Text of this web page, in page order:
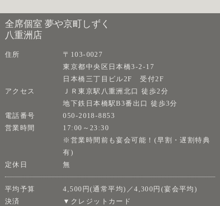
全席個室 夢や京町しずく
八重洲店
住所
〒103-0027
東京都中央区日本橋3-2-17
日本橋三丁目ビル2F 受付2F
アクセス
ＪＲ東京駅八重洲北口 徒歩2分
地下鉄日本橋駅B3番出口 徒歩3分
電話番号
050-2018-8853
営業時間
17:00～23:30
※営業時間前も宴会可能！(早割・遅割特典
有)
定休日
無
平均予算
4,500円(通常平均)／4,300円(宴会平均)
決済
▼クレジットカード